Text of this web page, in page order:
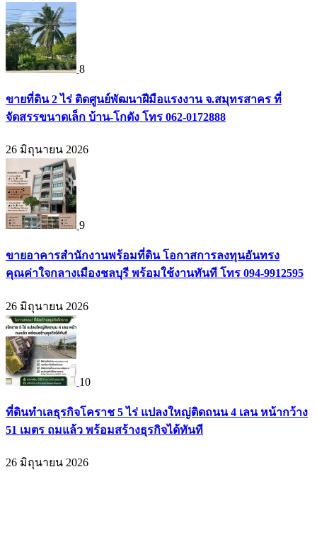
8
ขายที่ดิน 2 ไร่ ติดศูนย์พัฒนาฝีมือแรงงาน จ.สมุทรสาคร ที่
จัดสรรขนาดเล็ก บ้าน-โกดัง โทร 062-0172888
26 มิถุนายน 2026
9
ขายอาคารสำนักงานพร้อมที่ดิน โอกาสการลงทุนอันทรง
คุณค่าใจกลางเมืองชลบุรี พร้อมใช้งานทันที โทร 094-9912595
26 มิถุนายน 2026
10
ที่ดินทำเลธุรกิจโคราช 5 ไร่ แปลงใหญ่ติดถนน 4 เลน หน้ากว้าง
51 เมตร ถมแล้ว พร้อมสร้างธุรกิจได้ทันที
26 มิถุนายน 2026